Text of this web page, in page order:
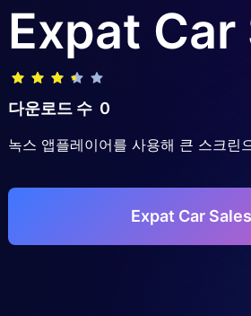
Expat Car
다운로드 수 0
녹스 앱플레이어를 사용해 큰 스크린
Expat Car